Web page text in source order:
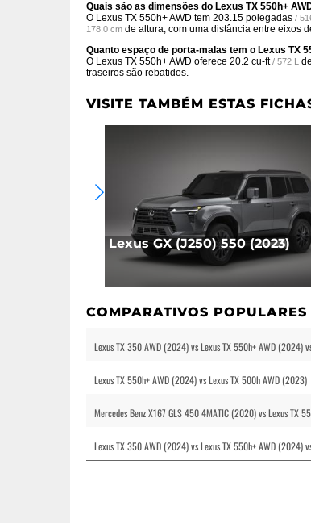
Quais são as dimensões do Lexus TX 550h+
O Lexus TX 550h+ AWD tem 203.15 polegadas /
178.0 cm de altura, com uma distância entre eixos
Quanto espaço de porta-malas tem o Lexus TX
O Lexus TX 550h+ AWD oferece 20.2 cu-ft / 572 L
traseiros são rebatidos.
VISITE TAMBÉM ESTAS
Lexus GX (J250) 550 (2023)
COMPARATIVOS POPULARES
Lexus TX 350 AWD (2024) vs Lexus TX 550h+ AWD (2024)
Lexus TX 550h+ AWD (2024) vs Lexus TX 500h AWD (2023)
Mercedes Benz X167 GLS 450 4MATIC (2020) vs Lexus TX
Lexus TX 350 AWD (2024) vs Lexus TX 550h+ AWD (2024)